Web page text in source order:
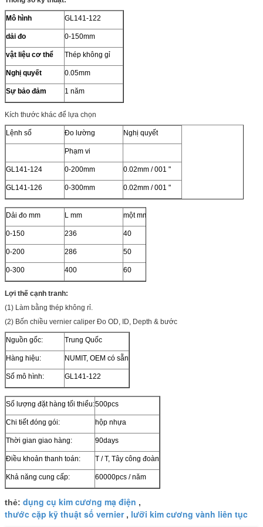
Mô hình GL141-122
dải đo 0-150mm
vật liệu cơ thể Thép không gỉ
Nghị quyết 0.05mm
Sự bảo đảm 1 năm
Kích thước khác để lựa chọn
Lệnh số Đo lường Nghị quyết
Phạm vi
GL141-124 0-200mm 0.02mm / 001 "
GL141-126 0-300mm 0.02mm / 001 "
Dải đo mm L mm một mm
0-150 236 40
0-200 286 50
0-300 400 60
Lợi thế cạnh tranh:
(1) Làm bằng thép không rỉ.
(2) Bốn chiều vernier caliper Đo OD, ID, Depth & bước
Nguồn gốc: Trung Quốc
Hàng hiệu: NUMIT, OEM có sẵn
Số mô hình: GL141-122
Số lượng đặt hàng tối thiểu:500pcs
Chi tiết đóng gói: hộp nhựa
Thời gian giao hàng: 90days
Điều khoản thanh toán: T / T, Tây công đoàn
Khả năng cung cấp: 60000pcs / năm
thẻ: dụng cụ kim cương mạ điện ,
thước cặp kỹ thuật số vernier, lưỡi kim cương vành liên tục